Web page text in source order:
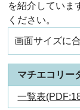
を紹介していま
ください。
画面サイズに
マチエコリー
一覧表